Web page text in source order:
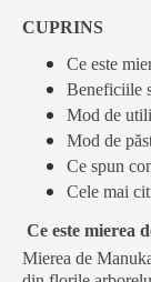
CUPRINS
Ce este
Beneficiile
Mod de
Mod de
Ce spun
Cele mai
Ce este mierea
Mierea de